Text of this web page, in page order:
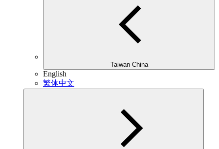
Taiwan China
English
繁体中文